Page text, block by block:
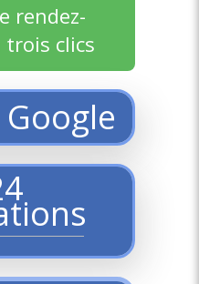
rendez-
trois clics